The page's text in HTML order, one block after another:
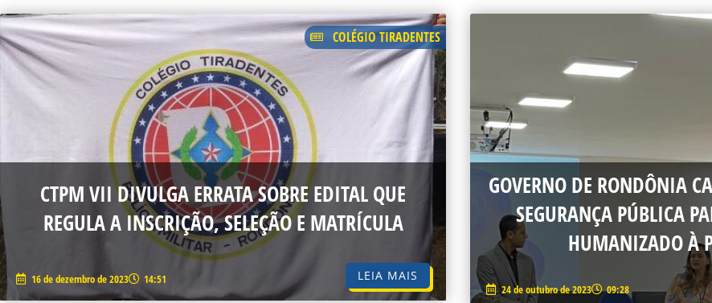
COLÉGIO TIRADENTES
CTPM VII DIVULGA ERRATA SOBRE EDITAL QUE
REGULA A INSCRIÇÃO, SELEÇÃO E MATRÍCULA
16 de dezembro de 2023 14:51 LEIA MAIS
GOVERNO DE RONDÔNIA
SEGURANÇA PÚBLICA
HUMANIZADO À
24 de outubro de 2023 09:28